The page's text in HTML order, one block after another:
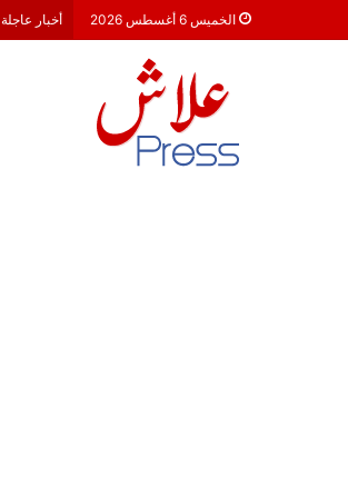
الخميس 6 أغسطس 2026 أخبار عاجلة